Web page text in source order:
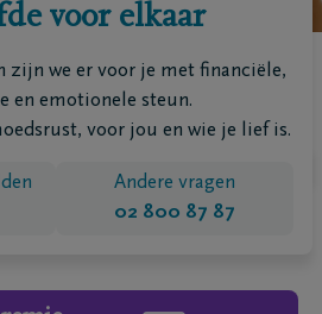
voor elkaar
zijn we er voor je met financiële,
en emotionele steun.
voor jou en wie je lief is.
Andere vragen
02 800 87 87